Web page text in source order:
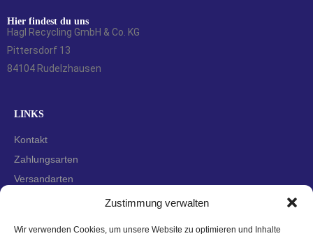
Zustimmung verwalten
Wir verwenden Cookies, um unsere Website zu optimieren und Inhalte
Hier findest du uns
Hagl Recycling GmbH & Co. KG
Pittersdorf 13
84104 Rudelzhausen
LINKS
Kontakt
Zahlungsarten
Versandarten